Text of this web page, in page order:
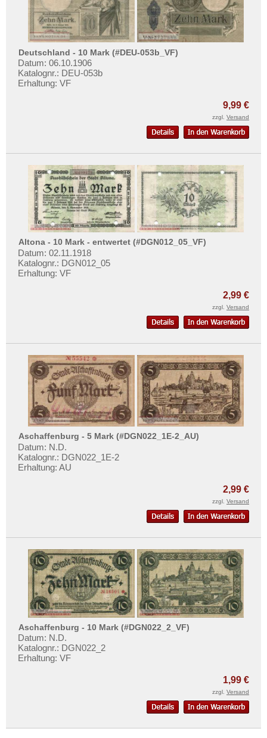
Deutschland - 10 Mark (#DEU-053b_VF)
Datum: 06.10.1906
Katalognr.: DEU-053b
Erhaltung: VF
9,99 €
zzgl. Versand
Altona - 10 Mark - entwertet (#DGN012_05_VF)
Datum: 02.11.1918
Katalognr.: DGN012_05
Erhaltung: VF
2,99 €
zzgl. Versand
Aschaffenburg - 5 Mark (#DGN022_1E-2_AU)
Datum: N.D.
Katalognr.: DGN022_1E-2
Erhaltung: AU
2,99 €
zzgl. Versand
Aschaffenburg - 10 Mark (#DGN022_2_VF)
Datum: N.D.
Katalognr.: DGN022_2
Erhaltung: VF
1,99 €
zzgl. Versand